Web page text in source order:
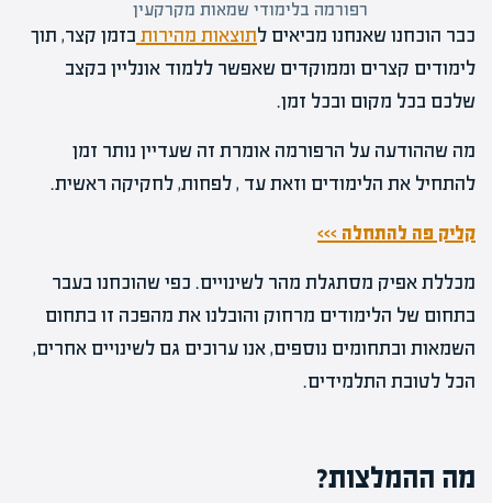
רפורמה בלימודי שמאות מקרקעין
כבר הוכחנו שאנחנו מביאים לתוצאות מהירות בזמן קצר, תוך
לימודים קצרים וממוקדים שאפשר ללמוד אונליין בקצב
שלכם בכל מקום ובכל זמן.
מה שההודעה על הרפורמה אומרת זה שעדיין נותר זמן
להתחיל את הלימודים וזאת עד , לפחות, לחקיקה ראשית.
קליק פה להתחלה >>>
מכללת אפיק מסתגלת מהר לשינויים. כפי שהוכחנו בעבר
בתחום של הלימודים מרחוק והובלנו את מהפכה זו בתחום
השמאות ובתחומים נוספים, אנו ערוכים גם לשינויים אחרים,
הכל לטובת התלמידים.
מה ההמלצות?